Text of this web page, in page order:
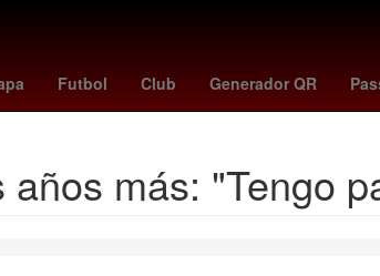
Futbol Club Generador QR
Senador Perú Pago Brasil
más: "Tengo